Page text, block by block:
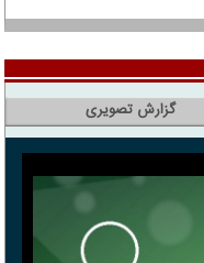
گزارش تصویری